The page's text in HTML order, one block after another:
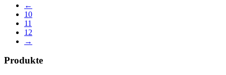
←
10
11
12
→
Produkte